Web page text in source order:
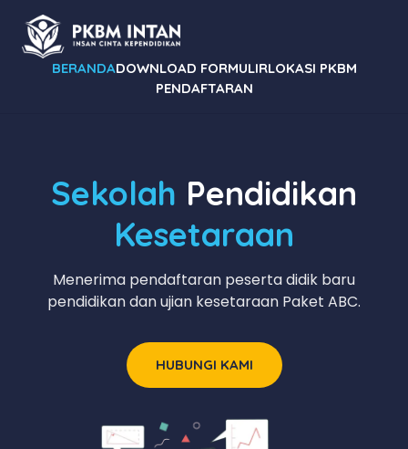
BERANDADOWNLOAD FORMULIRLOKASI PKBM
PENDAFTARAN
Sekolah Pendidikan
Kesetaraan
Menerima pendaftaran peserta didik baru
pendidikan dan ujian kesetaraan Paket ABC.
HUBUNGI KAMI